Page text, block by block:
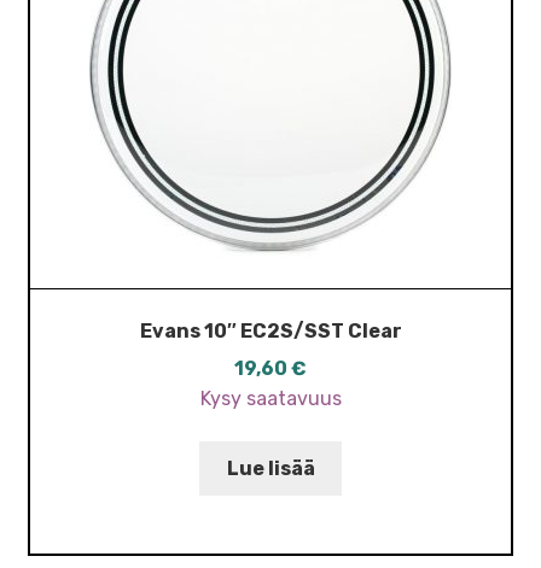
Evans 10″ EC2S/SST Clear
19,60 €
Kysy saatavuus
Lue lisää